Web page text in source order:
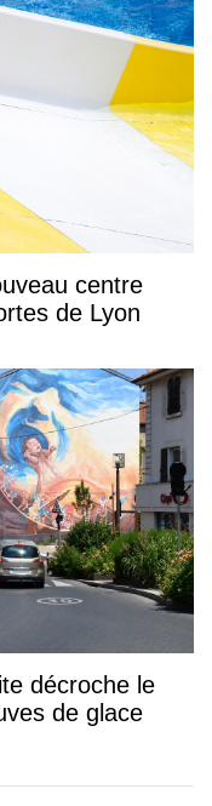
centre
de Lyon
décroche le
de glace